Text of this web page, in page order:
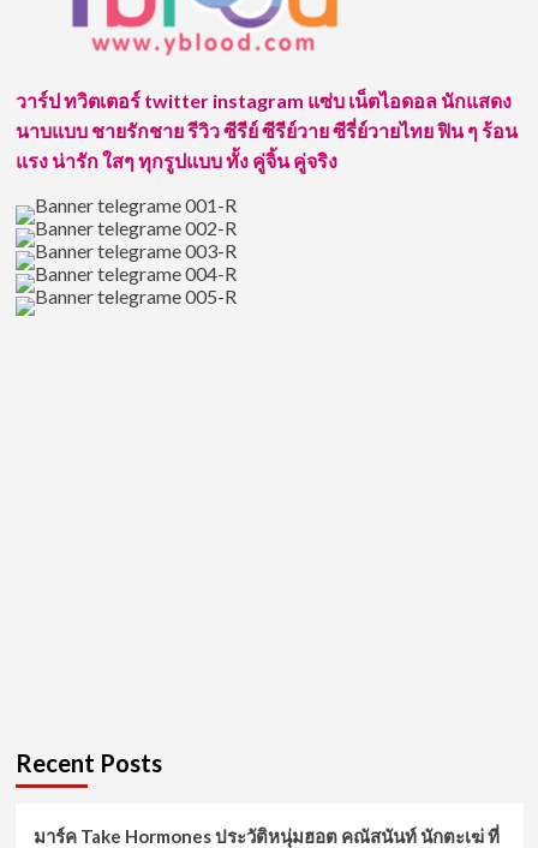
วาร์ป ทวิตเตอร์ twitter instagram แซ่บ เน็ตไอดอล นักแสดง
นาบแบบ ชายรักชาย รีวิว ซีรีย์ ซีรีย์วาย ซีรี่ย์วายไทย ฟิน ๆ ร้อน
แรง น่ารัก ใสๆ ทุกรูปแบบ ทั้ง คู่จิ้น คู่จริง
Recent Posts
มาร์ค Take Hormones ประวัติหนุ่มฮอต คณัสนันท์ นักตะเฆ่ ที่